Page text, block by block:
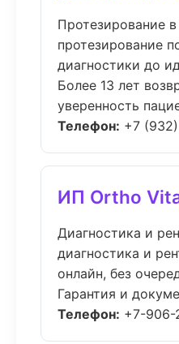
Протезирование
протезирование
диагностики до
Более 13 лет
уверенность
Телефон: +7
ИП Ortho
Диагностика и
диагностика и
онлайн, без
Гарантия и
Телефон: +7-